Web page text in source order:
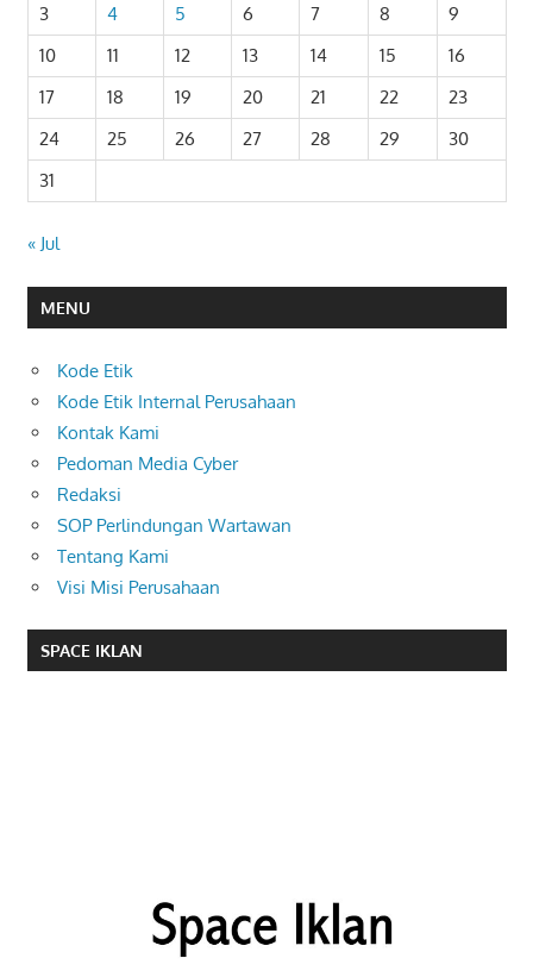
3
4 5 6 7 8
9
10
11 12 13 14 15
16
17
18 19 20 21 22
23
24
25 26 27 28 29
30
31
« Jul
MENU
Kode Etik
Kode Etik Internal Perusahaan
Kontak Kami
Pedoman Media Cyber
Redaksi
SOP Perlindungan Wartawan
Tentang Kami
Visi Misi Perusahaan
SPACE IKLAN